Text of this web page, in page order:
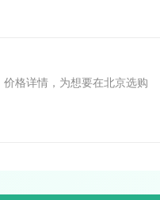
格详情，为想要在北京选购